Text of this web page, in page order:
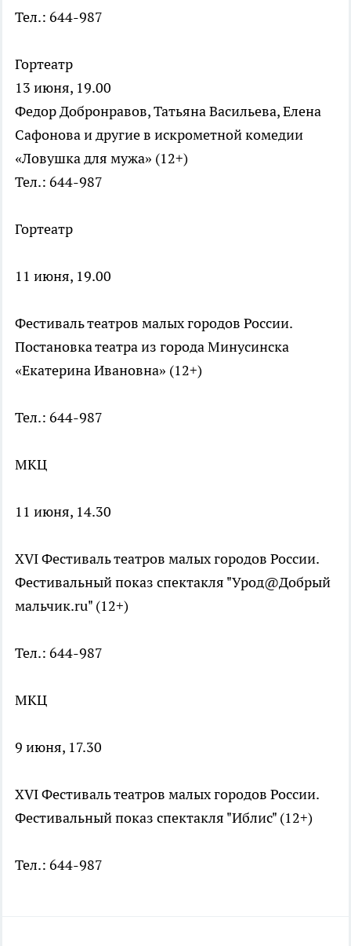
Тел.: 644-987
Гортеатр
13 июня, 19.00
Федор Добронравов, Татьяна Васильева, Елена
Сафонова и другие в искрометной комедии
«Ловушка для мужа» (12+)
Тел.: 644-987
Гортеатр
11 июня, 19.00
Фестиваль театров малых городов России.
Постановка театра из города Минусинска
«Екатерина Ивановна» (12+)
Тел.: 644-987
МКЦ
11 июня, 14.30
XVI Фестиваль театров малых городов России.
Фестивальный показ спектакля "Урод@Добрый
мальчик.ru" (12+)
Тел.: 644-987
МКЦ
9 июня, 17.30
XVI Фестиваль театров малых городов России.
Фестивальный показ спектакля "Иблис" (12+)
Тел.: 644-987